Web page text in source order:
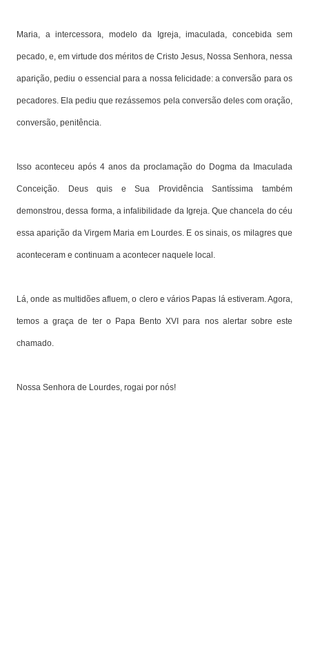
Maria, a intercessora, modelo da Igreja, imaculada, concebida sem
pecado, e, em virtude dos méritos de Cristo Jesus, Nossa Senhora, nessa
aparição, pediu o essencial para a nossa felicidade: a conversão para os
pecadores. Ela pediu que rezássemos pela conversão deles com oração,
conversão, penitência.
Isso aconteceu após 4 anos da proclamação do Dogma da Imaculada
Conceição. Deus quis e Sua Providência Santíssima também
demonstrou, dessa forma, a infalibilidade da Igreja. Que chancela do céu
essa aparição da Virgem Maria em Lourdes. E os sinais, os milagres que
aconteceram e continuam a acontecer naquele local.
Lá, onde as multidões afluem, o clero e vários Papas lá estiveram. Agora,
temos a graça de ter o Papa Bento XVI para nos alertar sobre este
chamado.
Nossa Senhora de Lourdes, rogai por nós!